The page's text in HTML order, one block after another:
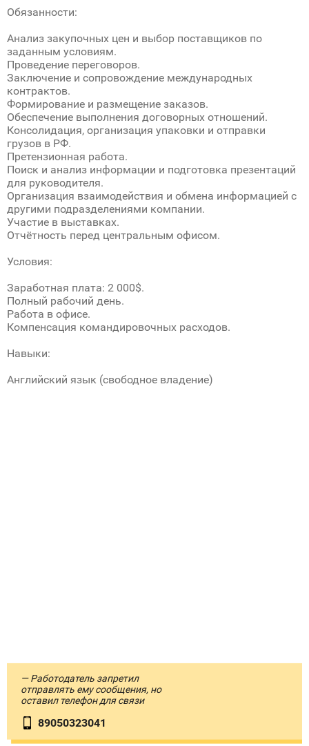
Обязанности:
Анализ закупочных цен и выбор поставщиков по
заданным условиям.
Проведение переговоров.
Заключение и сопровождение международных
контрактов.
Формирование и размещение заказов.
Обеспечение выполнения договорных отношений.
Консолидация, организация упаковки и отправки
грузов в РФ.
Претензионная работа.
Поиск и анализ информации и подготовка презентаций
для руководителя.
Организация взаимодействия и обмена информацией с
другими подразделениями компании.
Участие в выставках.
Отчётность перед центральным офисом.
Условия:
Заработная плата: 2 000$.
Полный рабочий день.
Работа в офисе.
Компенсация командировочных расходов.
Навыки:
Английский язык (свободное владение)
— Работодатель запретил
отправлять ему сообщения, но
оставил телефон для связи
89050323041